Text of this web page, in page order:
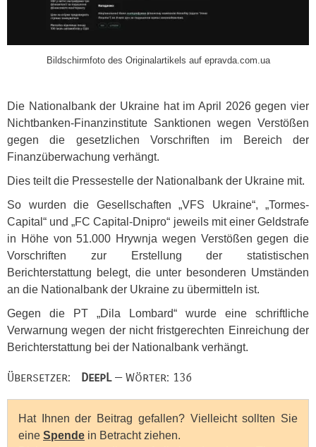
Bildschirmfoto des Originalartikels auf epravda.com.ua
Die Nationalbank der Ukraine hat im April 2026 gegen vier
Nichtbanken-Finanzinstitute Sanktionen wegen Verstößen
gegen die gesetzlichen Vorschriften im Bereich der
Finanzüberwachung verhängt.
Dies teilt die Pressestelle der Nationalbank der Ukraine mit.
So wurden die Gesellschaften „VFS Ukraine“, „Tormes-
Capital“ und „FC Capital-Dnipro“ jeweils mit einer Geldstrafe
in Höhe von 51.000 Hrywnja wegen Verstößen gegen die
Vorschriften zur Erstellung der statistischen
Berichterstattung belegt, die unter besonderen Umständen
an die Nationalbank der Ukraine zu übermitteln ist.
Gegen die PT „Dila Lombard“ wurde eine schriftliche
Verwarnung wegen der nicht fristgerechten Einreichung der
Berichterstattung bei der Nationalbank verhängt.
Übersetzer: DeepL— Wörter: 136
Hat Ihnen der Beitrag gefallen? Vielleicht sollten Sie
eine Spende in Betracht ziehen.